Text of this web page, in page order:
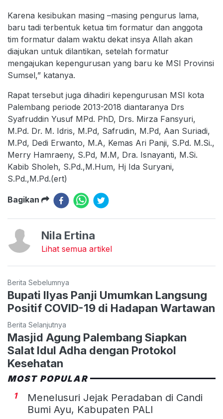
Karena kesibukan masing –masing pengurus lama,
baru tadi terbentuk ketua tim formatur dan anggota
tim formatur dalam waktu dekat insya Allah akan
diajukan untuk dilantikan, setelah formatur
mengajukan kepengurusan yang baru ke MSI Provinsi
Sumsel,” katanya.
Rapat tersebut juga dihadiri kepengurusan MSI kota
Palembang periode 2013-2018 diantaranya Drs
Syafruddin Yusuf MPd. PhD, Drs. Mirza Fansyuri,
M.Pd. Dr. M. Idris, M.Pd, Safrudin, M.Pd, Aan Suriadi,
M.Pd, Dedi Erwanto, M.A, Kemas Ari Panji, S.Pd. M.Si.,
Merry Hamraeny, S.Pd, M.M, Dra. Isnayanti, M.Si.
Kabib Sholeh, S.Pd.,M.Hum, Hj Ida Suryani,
S.Pd.,M.Pd.(ert)
Bagikan
Nila Ertina
Lihat semua artikel
Berita Sebelumnya
Bupati Ilyas Panji Umumkan Langsung
Positif COVID-19 di Hadapan Wartawan
Berita Selanjutnya
Masjid Agung Palembang Siapkan
Salat Idul Adha dengan Protokol
Kesehatan
MOST POPULAR
1
Menelusuri Jejak Peradaban di Candi
Bumi Ayu, Kabupaten PALI